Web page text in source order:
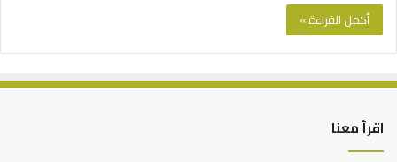
أكمل القراءة »
اقرأ معنا